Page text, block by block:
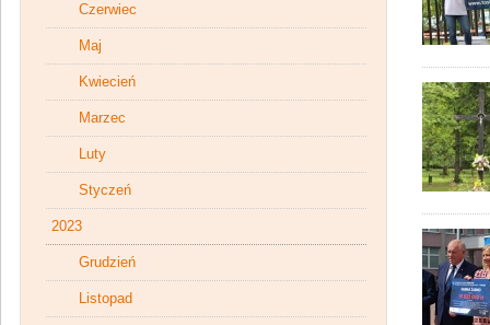
Czerwiec
Maj
Kwiecień
Marzec
Luty
Styczeń
2023
Grudzień
Listopad